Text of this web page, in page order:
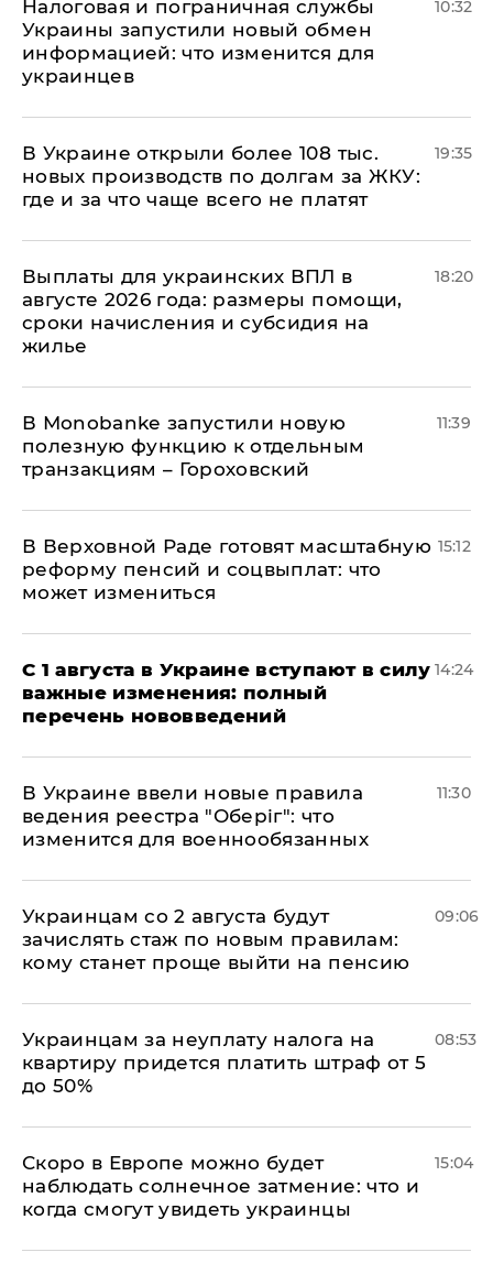
Налоговая и пограничная службы
Украины запустили новый обмен
информацией: что изменится для
украинцев
10:32
В Украине открыли более 108 тыс.
новых производств по долгам за ЖКУ:
где и за что чаще всего не платят
19:35
Выплаты для украинских ВПЛ в
августе 2026 года: размеры помощи,
сроки начисления и субсидия на
жилье
18:20
В Мonobankе запустили новую
полезную функцию к отдельным
транзакциям – Гороховский
11:39
В Верховной Раде готовят масштабную
реформу пенсий и соцвыплат: что
может измениться
15:12
С 1 августа в Украине вступают в силу
важные изменения: полный
перечень нововведений
14:24
В Украине ввели новые правила
ведения реестра "Оберіг": что
изменится для военнообязанных
11:30
Украинцам со 2 августа будут
зачислять стаж по новым правилам:
кому станет проще выйти на пенсию
09:06
Украинцам за неуплату налога на
квартиру придется платить штраф от 5
до 50%
08:53
Скоро в Европе можно будет
наблюдать солнечное затмение: что и
когда смогут увидеть украинцы
15:04